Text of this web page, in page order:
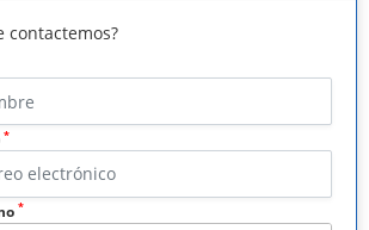
contactemos?
*
*